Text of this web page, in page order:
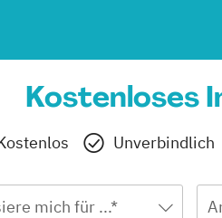
Kostenloses
Unverbindlich
mich für ...*